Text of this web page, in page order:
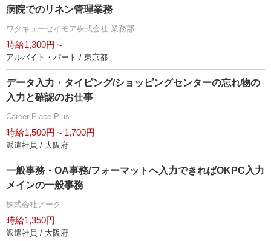
病院でのリネン管理業務
ワタキューセイモア株式会社 業務部
時給1,300円～
アルバイト・パート / 東京都
データ入力・タイピング/ショッピングセンターの忘れ物の
入力と確認のお仕事
Career Place Plus
時給1,500円～1,700円
派遣社員 / 大阪府
一般事務・OA事務/フォーマットへ入力できればOKPC入力
メインの一般事務
株式会社アーク
時給1,350円
派遣社員 / 大阪府